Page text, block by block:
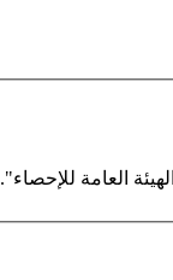
العامة للإحصاء".